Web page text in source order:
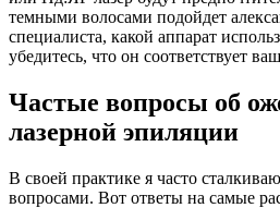
темными волосами подойдет
специалиста, какой аппарат
убедитесь, что он соответствует
Частые вопросы об
лазерной эпиляции
В своей практике я часто
вопросами. Вот ответы на самые